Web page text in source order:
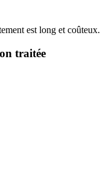
est long et coûteux.
traitée